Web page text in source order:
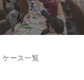
ケース一覧